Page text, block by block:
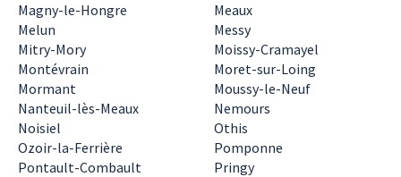
Magny-le-Hongre
Meaux
Melun
Messy
Mitry-Mory
Moissy-Cramayel
Montévrain
Moret-sur-Loing
Mormant
Moussy-le-Neuf
Nanteuil-lès-Meaux
Nemours
Noisiel
Othis
Ozoir-la-Ferrière
Pomponne
Pontault-Combault
Pringy